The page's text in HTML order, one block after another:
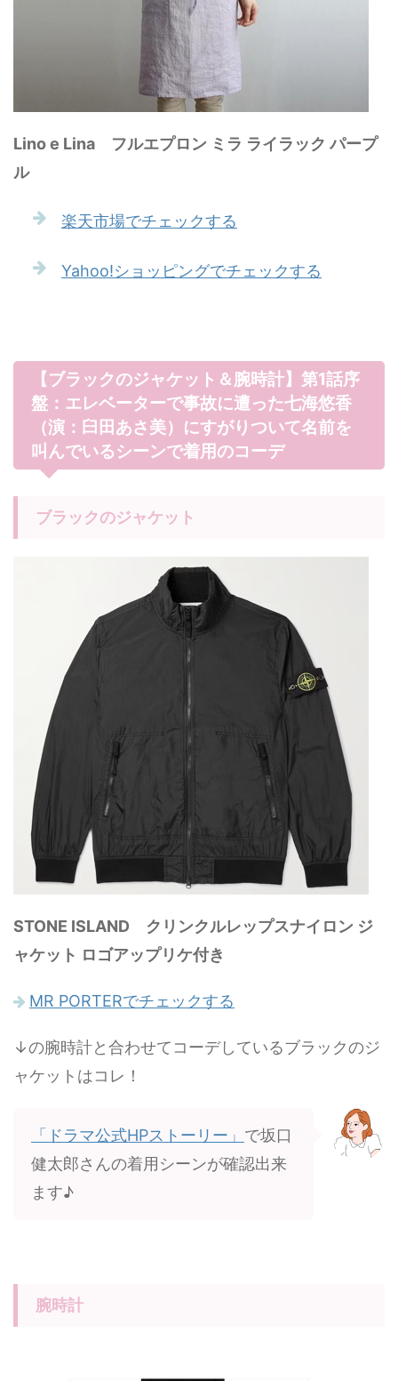
Lino e Lina フルエプロン ミラ ライラック パープ
ル
楽天市場でチェックする
Yahoo!ショッピングでチェックする
【ブラックのジャケット＆腕時計】第1話序
盤：エレベーターで事故に遭った七海悠香
（演：臼田あさ美）にすがりついて名前を
叫んでいるシーンで着用のコーデ
ブラックのジャケット
STONE ISLAND クリンクルレップスナイロン ジ
ャケット ロゴアップリケ付き
MR PORTERでチェックする
↓の腕時計と合わせてコーデしているブラックのジ
ャケットはコレ！
「ドラマ公式HPストーリー」 で坂口
健太郎さんの着用シーンが確認出来
ます♪
腕時計